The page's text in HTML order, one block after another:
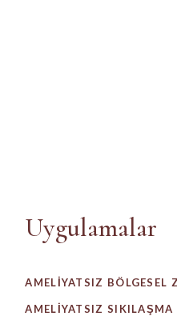
Uygulamalar
AMELIYATSIZ BÖLGESEL
AMELIYATSIZ SIKILAŞMA